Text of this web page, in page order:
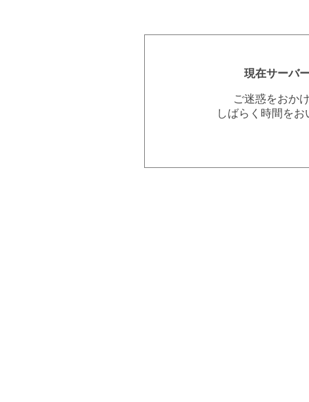
現在サーバ
ご迷惑をおか
しばらく時間を